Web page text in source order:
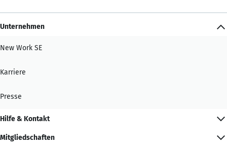
Unternehmen
New Work SE
Karriere
Presse
Hilfe & Kontakt
Mitgliedschaften